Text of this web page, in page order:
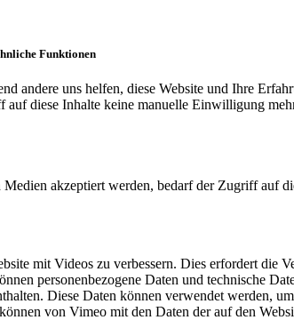
Funktionen
andere uns helfen, diese Website und Ihre
diese Inhalte keine manuelle Einwilligung
akzeptiert werden, bedarf der Zugriff auf
mit Videos zu verbessern. Dies erfordert die
personenbezogene Daten und technische
Diese Daten können verwendet werden,
von Vimeo mit den Daten der auf den